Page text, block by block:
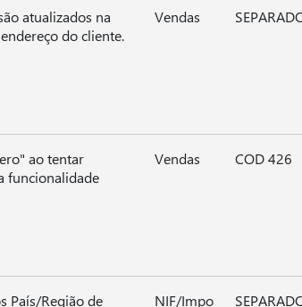
atualizados na
do cliente.
Vendas
ao tentar
funcionalidade
Vendas COD 426
País/Região de
NIF/Impo